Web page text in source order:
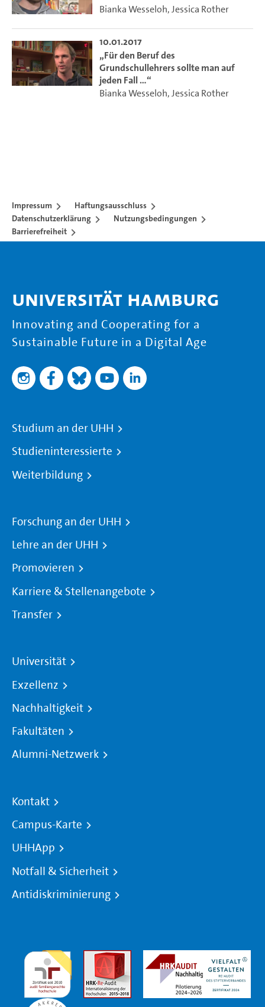
Bianka Wesseloh,Jessica Rother
10.01.2017
„Für den Beruf des
Grundschullehrers sollte man auf
jeden Fall …“
Bianka Wesseloh,Jessica Rother
Impressum
Haftungsausschluss
Datenschutzerklärung
Nutzungsbedingungen
Barrierefreiheit
Universität Hamburg
Innovating and Cooperating for a
Sustainable Future in a Digital Age
Studium an der UHH
Studieninteressierte
Weiterbildung
Forschung an der UHH
Lehre an der UHH
Promovieren
Karriere & Stellenangebote
Transfer
Universität
Exzellenz
Nachhaltigkeit
Fakultäten
Alumni-Netzwerk
Kontakt
Campus-Karte
UHHApp
Notfall & Sicherheit
Antidiskriminierung